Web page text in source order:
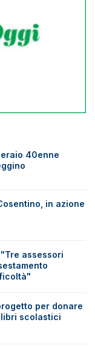
40enne
in azione
assessori
per donare
scolastici